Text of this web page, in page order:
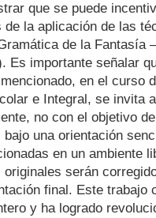
que se puede
de la aplicación de las
de la Fantasía
Es importante señalar
en el curso
e Integral, se invita
no con el objetivo
bajo una orientación
en un ambiente
originales serán
final. Este trabajo
y ha logrado